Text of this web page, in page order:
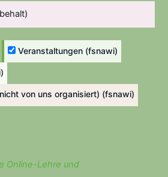
Veranstaltungen (fsnawi)
von uns organisiert) (fsnawi)
Online-Lehre und